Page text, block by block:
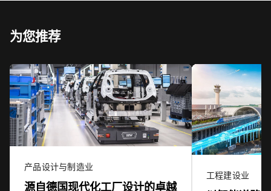
为您推荐
产品设计与制造业
源自德国现代化工厂设计的卓越
工程建设业